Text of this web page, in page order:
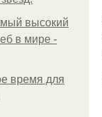
высокий
в мире -
время для